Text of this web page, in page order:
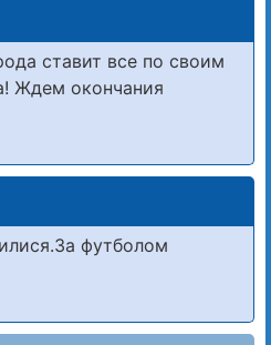
ставит все по своим
Ждем окончания
футболом